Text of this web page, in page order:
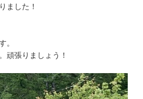
ました！
。
頑張りましょう！